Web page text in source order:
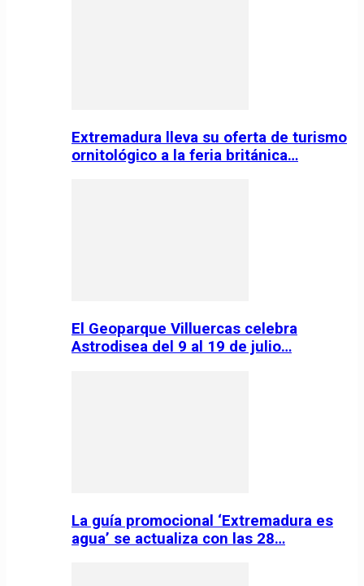
Extremadura lleva su oferta de turismo
ornitológico a la feria británica…
El Geoparque Villuercas celebra
Astrodisea del 9 al 19 de julio…
La guía promocional ‘Extremadura es
agua’ se actualiza con las 28…